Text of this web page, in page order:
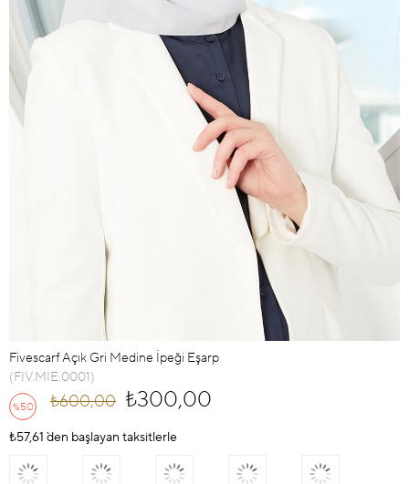
Fivescarf Açık Gri Medine İpeği Eşarp
(FIV.MIE.0001)
%50
İndirim
₺600,00 ₺300,00
₺57,61 `den başlayan taksitlerle